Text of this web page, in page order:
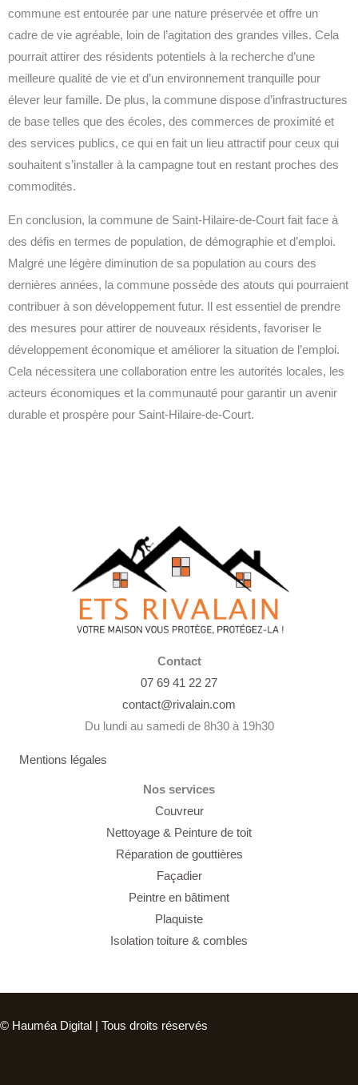
commune est entourée par une nature préservée et offre un
cadre de vie agréable, loin de l’agitation des grandes villes. Cela
pourrait attirer des résidents potentiels à la recherche d’une
meilleure qualité de vie et d’un environnement tranquille pour
élever leur famille. De plus, la commune dispose d’infrastructures
de base telles que des écoles, des commerces de proximité et
des services publics, ce qui en fait un lieu attractif pour ceux qui
souhaitent s’installer à la campagne tout en restant proches des
commodités.
En conclusion, la commune de Saint-Hilaire-de-Court fait face à
des défis en termes de population, de démographie et d’emploi.
Malgré une légère diminution de sa population au cours des
dernières années, la commune possède des atouts qui pourraient
contribuer à son développement futur. Il est essentiel de prendre
des mesures pour attirer de nouveaux résidents, favoriser le
développement économique et améliorer la situation de l’emploi.
Cela nécessitera une collaboration entre les autorités locales, les
acteurs économiques et la communauté pour garantir un avenir
durable et prospère pour Saint-Hilaire-de-Court.
Contact
07 69 41 22 27
contact@rivalain.com
Du lundi au samedi de 8h30 à 19h30
Mentions légales
Nos services
Couvreur
Nettoyage & Peinture de toit
Réparation de gouttières
Façadier
Peintre en bâtiment
Plaquiste
Isolation toiture & combles
© Hauméa Digital | Tous droits réservés